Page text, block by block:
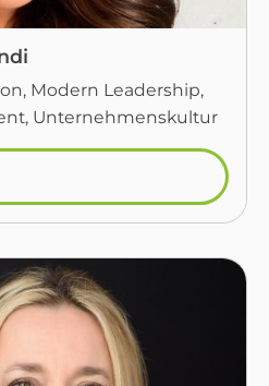
Modern Leadership,
Unternehmenskultur